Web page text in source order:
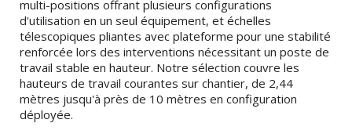
multi-positions offrant plusieurs configurations
d'utilisation en un seul équipement, et échelles
télescopiques pliantes avec plateforme pour une stabilité
renforcée lors des interventions nécessitant un poste de
travail stable en hauteur. Notre sélection couvre les
hauteurs de travail courantes sur chantier, de 2,44
mètres jusqu'à près de 10 mètres en configuration
déployée.